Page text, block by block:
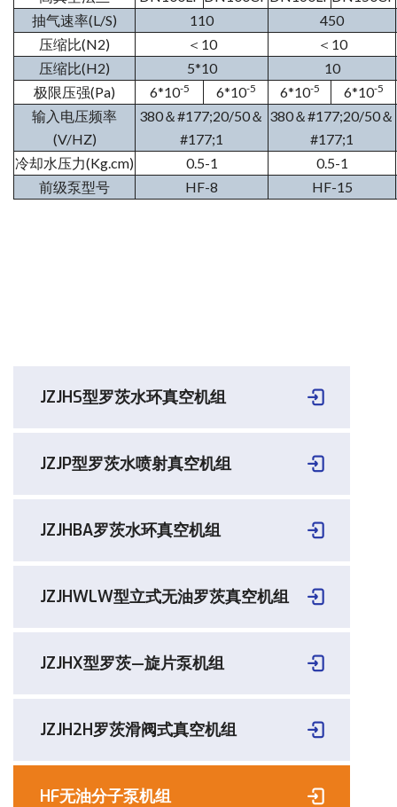
JZJHS型罗茨水环真空机组
JZJP型罗茨水喷射真空机组
JZJHBA罗茨水环真空机组
JZJHWLW型立式无油罗茨真空机组
JZJHX型罗茨—旋片泵机组
JZJH2H罗茨滑阀式真空机组
HF无油分子泵机组
抽气速率(L/S)
110
450
压缩比(N2)
＜10
＜10
压缩比(H2)
5*10
10
极限压强(Pa)
6*10-5 6*10-5 6*10-5 6*10-5
输入电压频率
(V/HZ)
380＆#177;20/50＆
#177;1
380＆#177;20/50＆
#177;1
冷却水压力(Kg.cm)
0.5-1
0.5-1
前级泵型号
HF-8 HF-15